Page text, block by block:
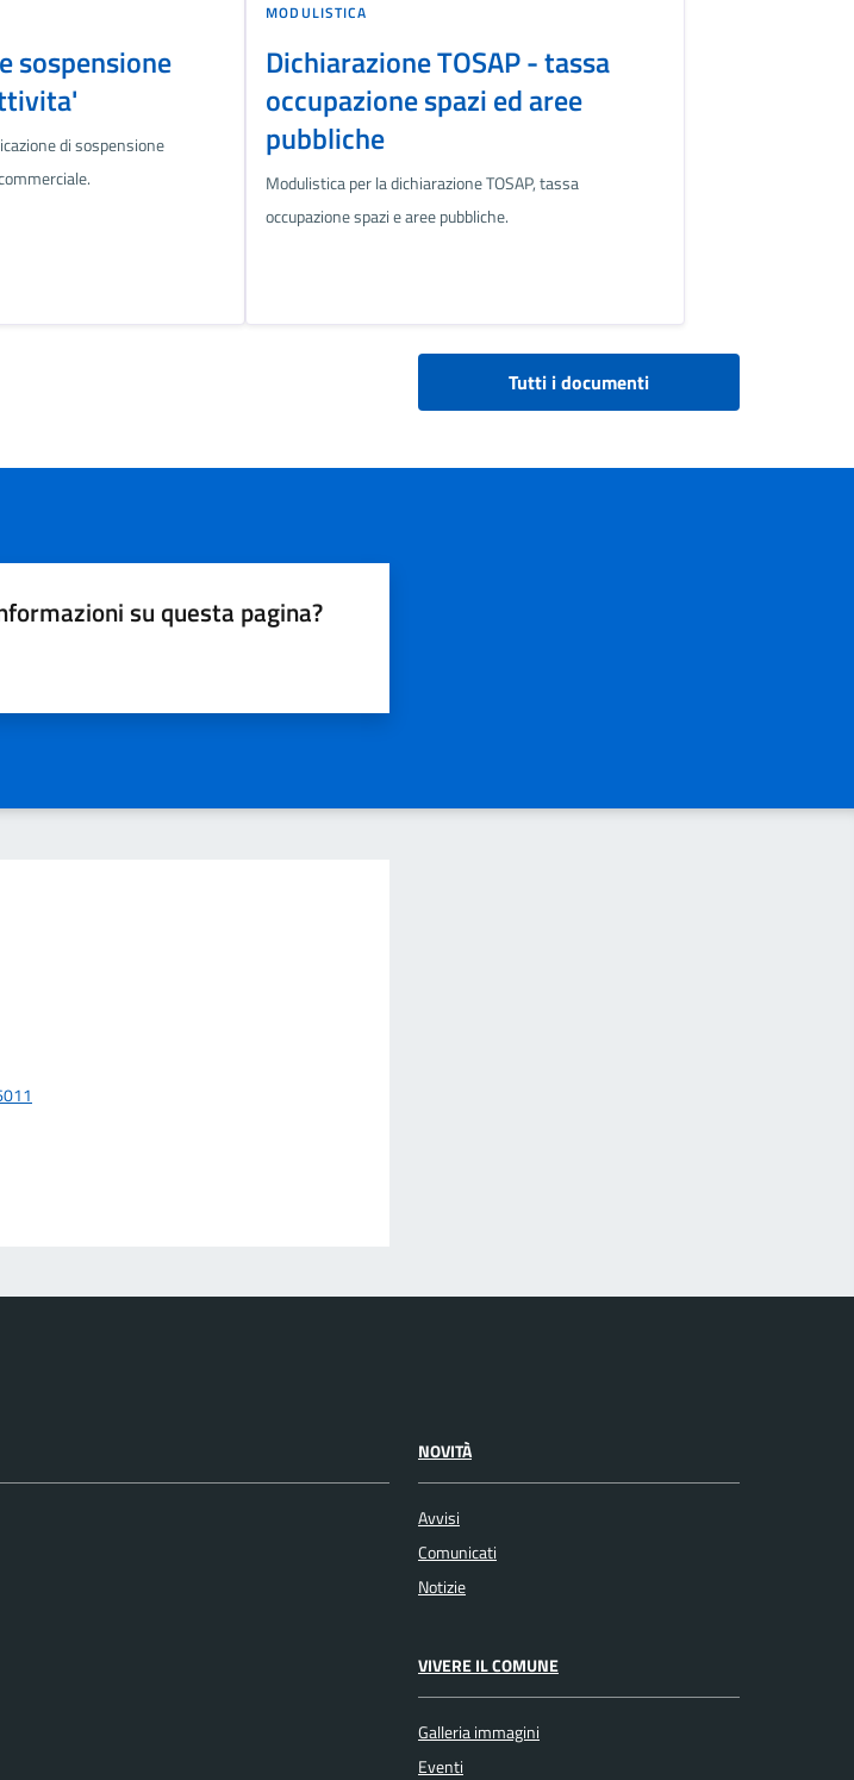
sospensione
di sospensione
MODULISTICA
Dichiarazione TOSAP - tassa
occupazione spazi ed aree
pubbliche
Modulistica per la dichiarazione TOSAP, tassa
occupazione spazi e aree pubbliche.
Tutti i documenti
su questa pagina?
NOVITÀ
Avvisi
Comunicati
Notizie
VIVERE IL COMUNE
Galleria immagini
Eventi